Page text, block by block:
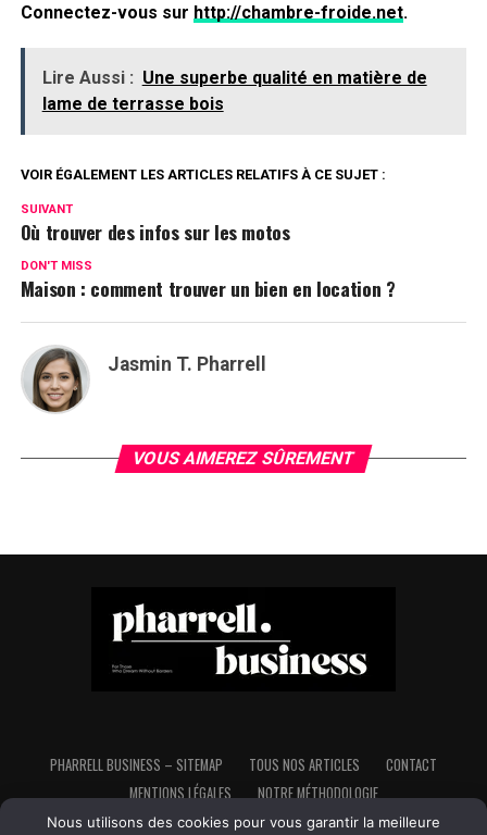
Connectez-vous sur http://chambre-froide.net.
Lire Aussi : Une superbe qualité en matière de
lame de terrasse bois
VOIR ÉGALEMENT LES ARTICLES RELATIFS À CE SUJET :
SUIVANT
Où trouver des infos sur les motos
DON'T MISS
Maison : comment trouver un bien en location ?
Jasmin T. Pharrell
VOUS AIMEREZ SÛREMENT
PHARRELL BUSINESS – SITEMAP TOUS NOS ARTICLES
CONTACT
MENTIONS LÉGALES
NOTRE MÉTHODOLOGIE
Nous utilisons des cookies pour vous garantir la meilleure